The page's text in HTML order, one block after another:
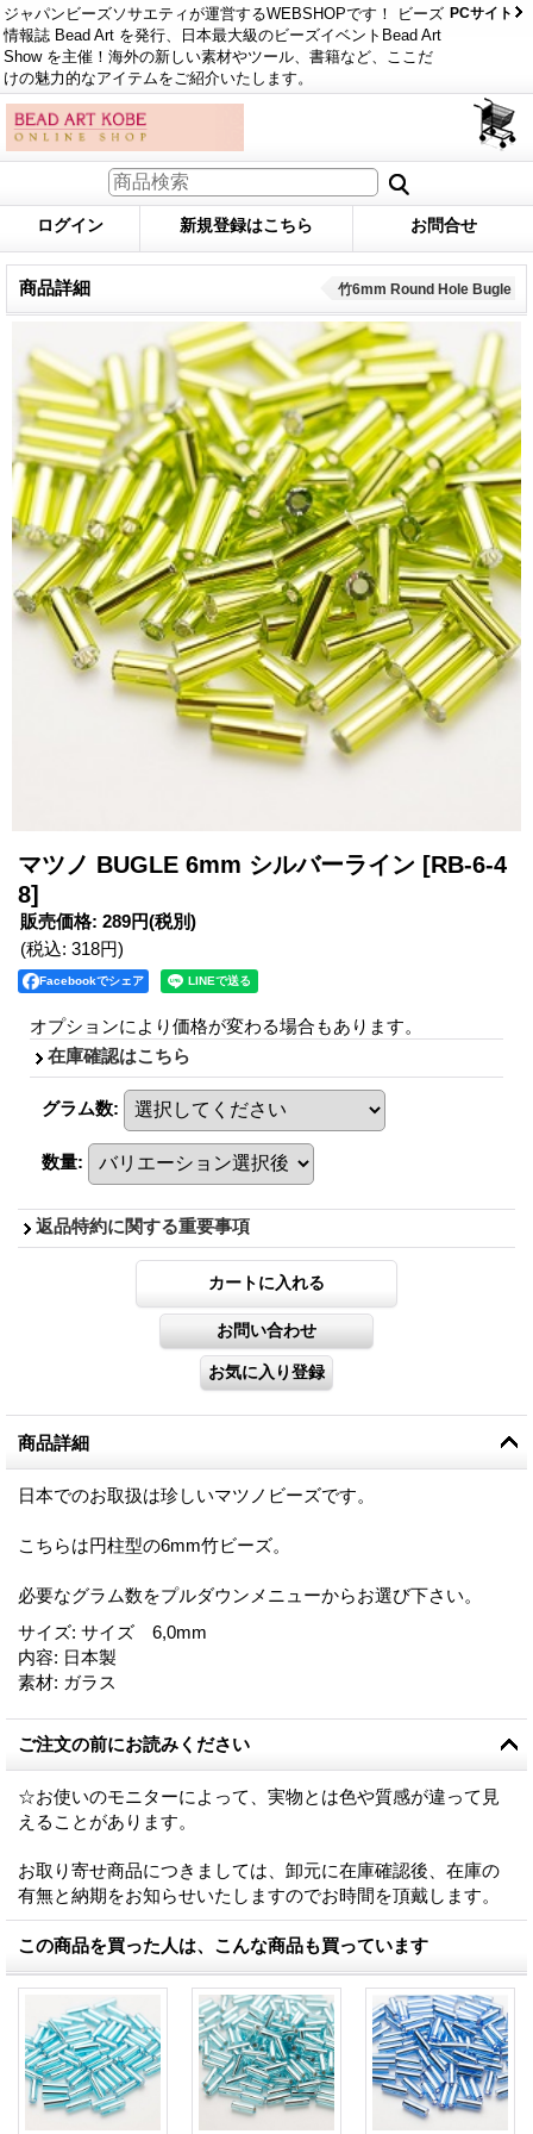
ジャパンビーズソサエティが運営するWEBSHOPです！ ビーズ
情報誌 Bead Art を発行、日本最大級のビーズイベントBead Art
Show を主催！海外の新しい素材やツール、書籍など、ここだ
けの魅力的なアイテムをご紹介いたします。
PCサイト
ログイン 新規登録はこちら お問合せ
商品詳細 竹6mm Round Hole Bugle
マツノ BUGLE 6mm シルバーライン [RB-6-4
8]
販売価格: 289円(税別)
(税込: 318円)
Facebookでシェア
オプションにより価格が変わる場合もあります。
在庫確認はこちら
グラム数:
数量:
返品特約に関する重要事項
商品詳細
日本でのお取扱は珍しいマツノビーズです。
こちらは円柱型の6mm竹ビーズ。
必要なグラム数をプルダウンメニューからお選び下さい。
サイズ: サイズ 6,0mm
内容: 日本製
素材: ガラス
ご注文の前にお読みください
☆お使いのモニターによって、実物とは色や質感が違って見
えることがあります。
お取り寄せ商品につきましては、卸元に在庫確認後、在庫の
有無と納期をお知らせいたしますのでお時間を頂戴します。
この商品を買った人は、こんな商品も買っています